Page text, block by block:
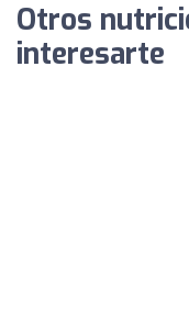
Otros
interesarte